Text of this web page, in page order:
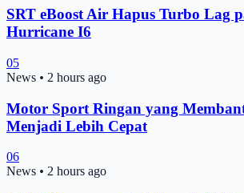
SRT eBoost Air Hapus Turbo Lag
Hurricane I6
05
News • 2 hours ago
Motor Sport Ringan yang
Menjadi Lebih Cepat
06
News • 2 hours ago